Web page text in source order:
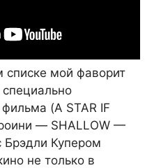
списке мой фаворит
(A STAR IF
— SHALLOW —
Брэдли Купером
не только в